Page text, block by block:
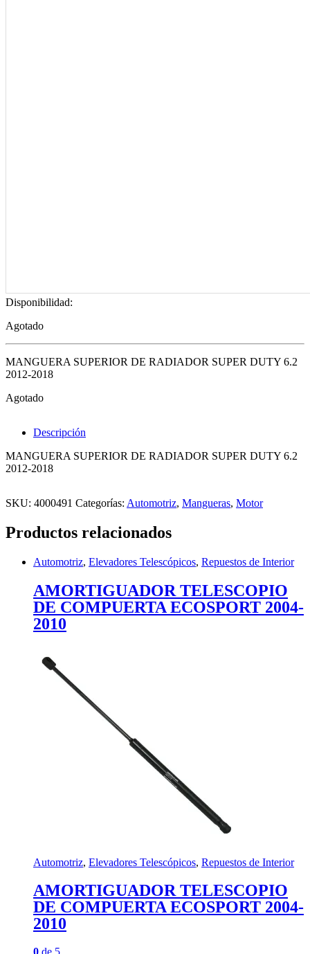
Disponibilidad:
Agotado
MANGUERA SUPERIOR DE RADIADOR SUPER DUTY 6.2
2012-2018
Agotado
Descripción
MANGUERA SUPERIOR DE RADIADOR SUPER DUTY 6.2
2012-2018
SKU: 4000491 Categorías: Automotriz, Mangueras, Motor
Productos relacionados
Automotriz, Elevadores Telescópicos, Repuestos de Interior
AMORTIGUADOR TELESCOPIO
DE COMPUERTA ECOSPORT 2004-
2010
Automotriz, Elevadores Telescópicos, Repuestos de Interior
AMORTIGUADOR TELESCOPIO
DE COMPUERTA ECOSPORT 2004-
2010